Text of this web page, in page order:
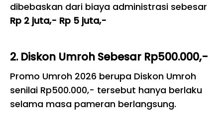
dibebaskan dari biaya administrasi sebesar
Rp 2 juta,- Rp 5 juta,-
2. Diskon Umroh Sebesar Rp500.000,-
Promo Umroh 2026 berupa Diskon Umroh
senilai Rp500.000,- tersebut hanya berlaku
selama masa pameran berlangsung.